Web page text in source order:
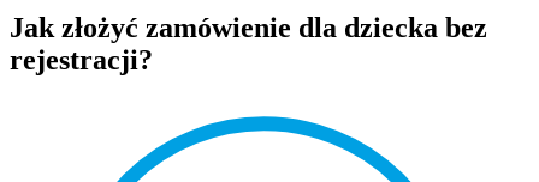
Jak złożyć zamówienie dla dziecka bez
rejestracji?